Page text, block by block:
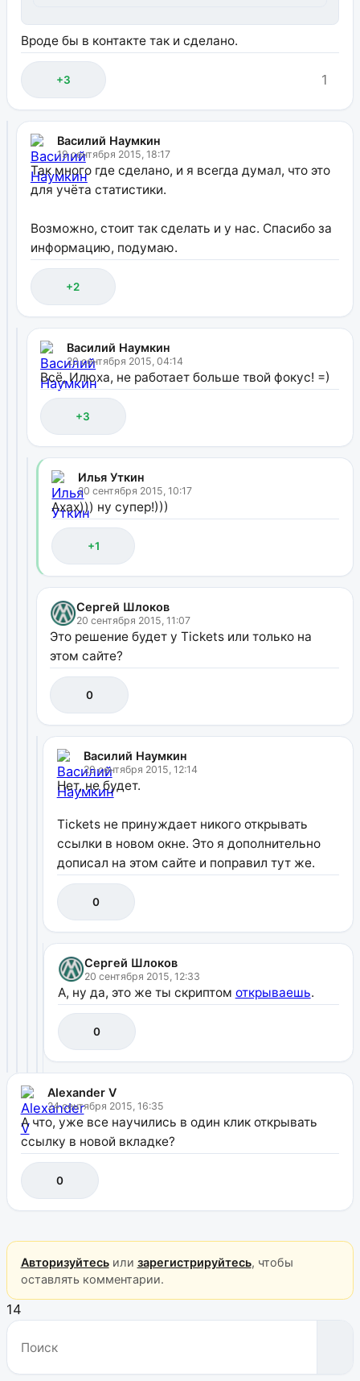
Вроде бы в контакте так и сделано.
+3 1
Василий Наумкин
19 сентября 2015, 18:17
Так много где сделано, и я всегда думал, что это
для учёта статистики.
Возможно, стоит так сделать и у нас. Спасибо за
информацию, подумаю.
+2
Василий Наумкин
20 сентября 2015, 04:14
Всё, Илюха, не работает больше твой фокус! =)
+3
Илья Уткин
20 сентября 2015, 10:17
Ахах))) ну супер!)))
+1
Сергей Шлоков
20 сентября 2015, 11:07
Это решение будет у Tickets или только на
этом сайте?
0
Василий Наумкин
20 сентября 2015, 12:14
Нет, не будет.
Tickets не принуждает никого открывать
ссылки в новом окне. Это я дополнительно
дописал на этом сайте и поправил тут же.
0
Сергей Шлоков
20 сентября 2015, 12:33
А, ну да, это же ты скриптом открываешь.
0
Alexander V
24 сентября 2015, 16:35
А что, уже все научились в один клик открывать
ссылку в новой вкладке?
0
Авторизуйтесьили зарегистрируйтесь, чтобы
оставлять комментарии.
14